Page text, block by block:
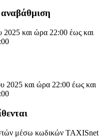
και ώρα 22:00 έως και
και ώρα 22:00 έως και
μέσω κωδικών TAXISnet